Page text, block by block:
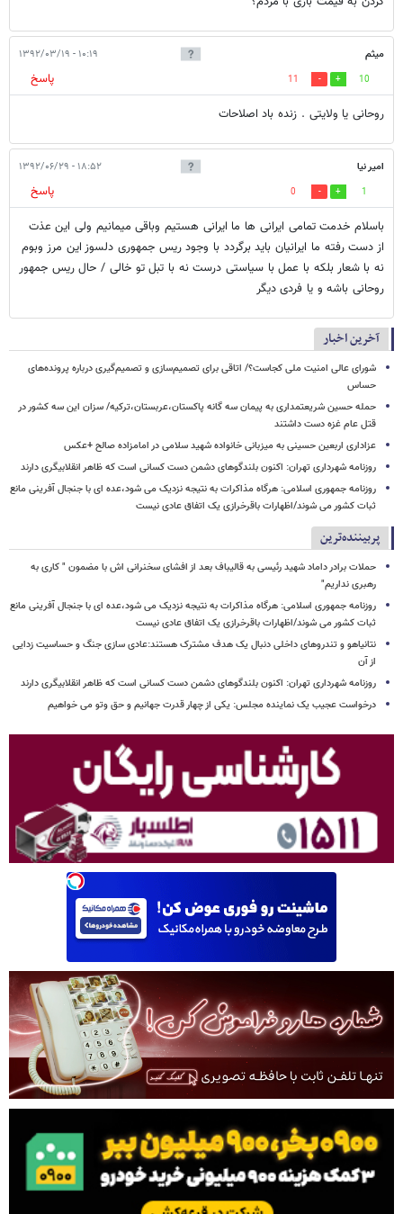
میثم ۱۰:۱۹ - ۱۳۹۲/۰۳/۱۹
10
11
پاسخ
روحانی یا ولایتی . زنده باد اصلاحات
امیر نیا ۱۸:۵۲ - ۱۳۹۲/۰۶/۲۹
1
0
پاسخ
باسلام خدمت تمامی ایرانی ها ما ایرانی هستیم وباقی میمانیم ولی این عذت
از دست رفته ما ایرانیان باید برگردد با وجود ریس جمهوری دلسوز این مرز وبوم
نه با شعار بلکه با عمل با سیاستی درست نه با تبل تو خالی / حال ریس جمهور
روحانی باشه و یا فردی دیگر
آخرین اخبار
شورای عالی امنیت ملی کجاست؟/ اتاقی برای تصمیم‌سازی و تصمیم‌گیری درباره پرونده‌های
حساس
حمله حسین شریعتمداری به پیمان سه گانه پاکستان،عربستان،ترکیه/ سزان این سه کشور در
قتل عام غزه دست داشتند
عزاداری اربعین حسینی به میزبانی خانواده شهید سلامی در امامزاده صالح +عکس
روزنامه شهرداری تهران: اکنون بلندگوهای دشمن دست کسانی است که ظاهر انقلابیگری دارند
روزنامه جمهوری اسلامی: هرگاه مذاکرات به نتیجه نزدیک می شود،عده ای با جنجال آفرینی مانع
ثبات کشور می شوند/اظهارات باقرخرازی یک اتفاق عادی نیست
پربیننده‌ترین
حملات برادر داماد شهید رئیسی به قالیباف بعد از افشای سخنرانی اش با مضمون " کاری به
رهبری نداریم"
روزنامه جمهوری اسلامی: هرگاه مذاکرات به نتیجه نزدیک می شود،عده ای با جنجال آفرینی مانع
ثبات کشور می شوند/اظهارات باقرخرازی یک اتفاق عادی نیست
نتانیاهو و تندروهای داخلی دنبال یک هدف مشترک هستند:عادی سازی جنگ و حساسیت زدایی
از آن
روزنامه شهرداری تهران: اکنون بلندگوهای دشمن دست کسانی است که ظاهر انقلابیگری دارند
درخواست عجیب یک نماینده مجلس: یکی از چهار قدرت جهانیم و حق وتو می خواهیم